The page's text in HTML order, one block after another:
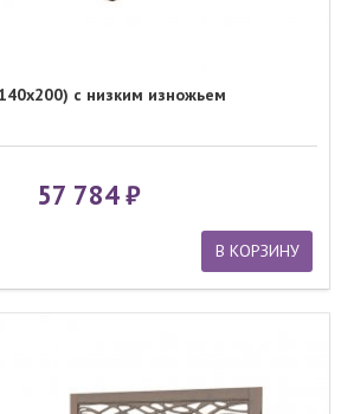
с низким изножьем
57 784
В КОРЗИНУ